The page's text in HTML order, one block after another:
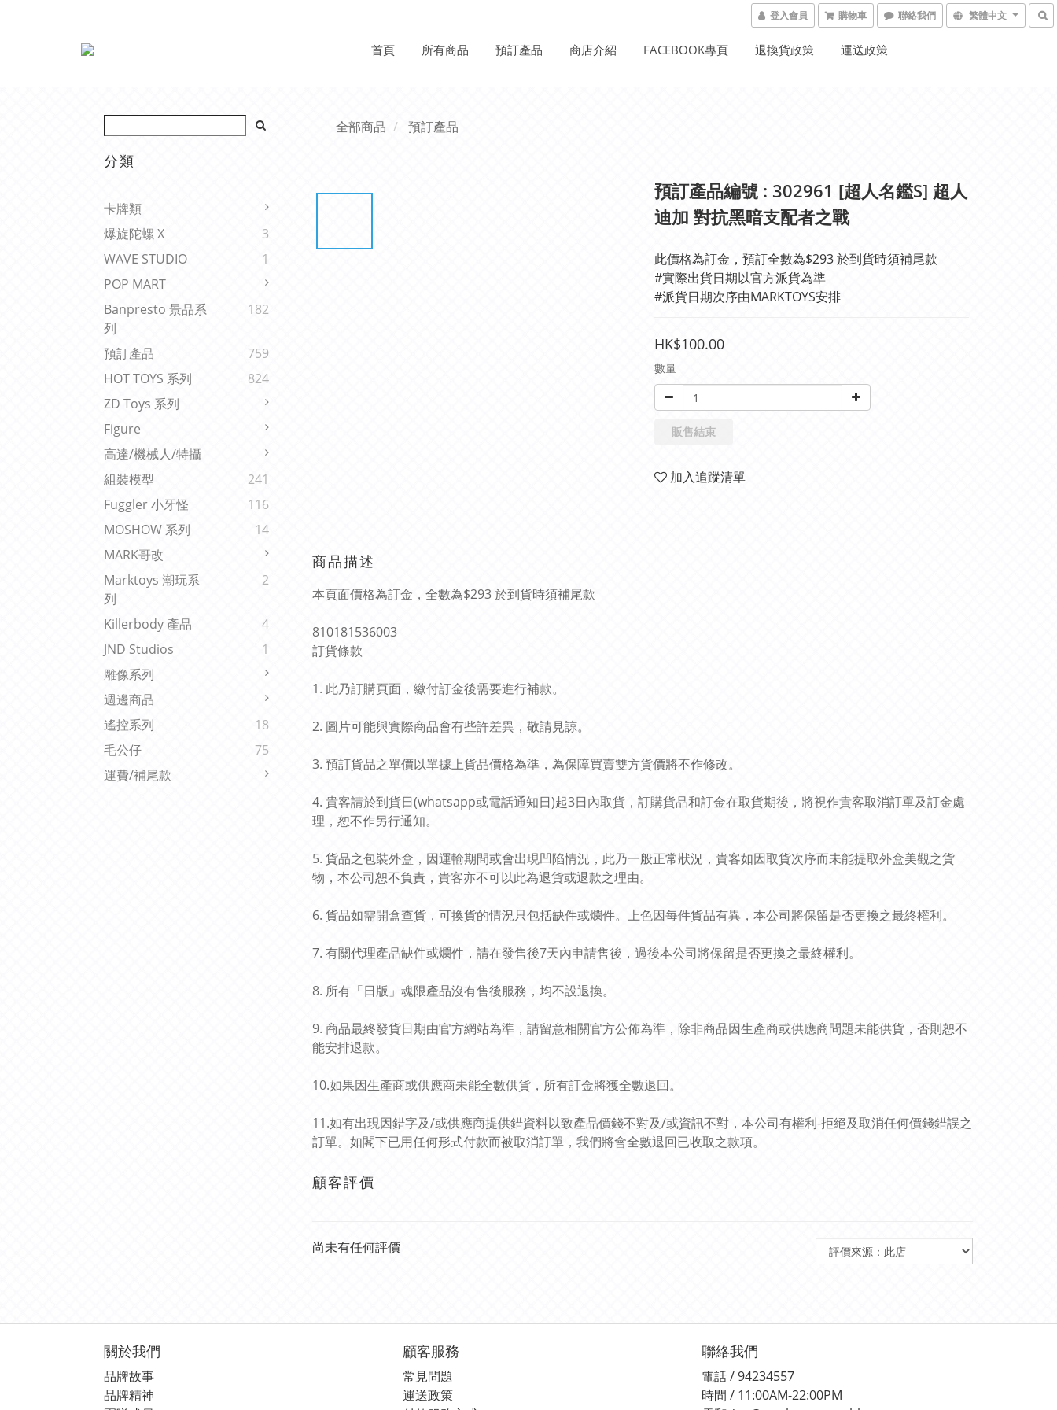
登入會員 購物車 聯絡我們 繁體中文
首頁 所有商品 預訂產品 商店介紹 FACEBOOK專頁 退換貨政策 運送政策
分類
卡牌類
爆旋陀螺 X
3
WAVE STUDIO
1
POP MART
Banpresto 景品系
列
182
預訂產品
759
HOT TOYS 系列
824
ZD Toys 系列
Figure
高達/機械人/特攝
組裝模型
241
Fuggler 小牙怪
116
MOSHOW 系列
14
MARK哥改
Marktoys 潮玩系
列
2
Killerbody 產品
4
JND Studios
1
雕像系列
週邊商品
遙控系列
18
毛公仔
75
運費/補尾款
全部商品 預訂產品
預訂產品編號 : 302961 [超人名鑑S] 超人
迪加 對抗黑暗支配者之戰
此價格為訂金，預訂全數為$293 於到貨時須補尾款
#實際出貨日期以官方派貨為準
#派貨日期次序由MARKTOYS安排
HK$100.00
數量
販售結束
加入追蹤清單
商品描述
本頁面價格為訂金，全數為$293 於到貨時須補尾款
810181536003
訂貨條款
1. 此乃訂購頁面，繳付訂金後需要進行補款。
2. 圖片可能與實際商品會有些許差異，敬請見諒。
3. 預訂貨品之單價以單據上貨品價格為準，為保障買賣雙方貨價將不作修改。
4. 貴客請於到貨日(whatsapp或電話通知日)起3日內取貨，訂購貨品和訂金在取貨期後，將視作貴客取消訂單及訂金處
理，恕不作另行通知。
5. 貨品之包裝外盒，因運輸期間或會出現凹陷情況，此乃一般正常狀況，貴客如因取貨次序而未能提取外盒美觀之貨
物，本公司恕不負責，貴客亦不可以此為退貨或退款之理由。
6. 貨品如需開盒查貨，可換貨的情況只包括缺件或爛件。上色因每件貨品有異，本公司將保留是否更換之最終權利。
7. 有關代理產品缺件或爛件，請在發售後7天內申請售後，過後本公司將保留是否更換之最終權利。
8. 所有「日版」魂限產品沒有售後服務，均不設退換。
9. 商品最終發貨日期由官方網站為準，請留意相關官方公佈為準，除非商品因生產商或供應商問題未能供貨，否則恕不
能安排退款。
10.如果因生產商或供應商未能全數供貨，所有訂金將獲全數退回。
11.如有出現因錯字及/或供應商提供錯資料以致產品價錢不對及/或資訊不對，本公司有權利-拒絕及取消任何價錢錯誤之
訂單。如閣下已用任何形式付款而被取消訂單，我們將會全數退回已收取之款項。
顧客評價
尚未有任何評價
關於我們
品牌故事
品牌精神
顧客服務
常見問題
運送政策
聯絡我們
電話 / 94234557
時間 / 11:00AM-22:00PM